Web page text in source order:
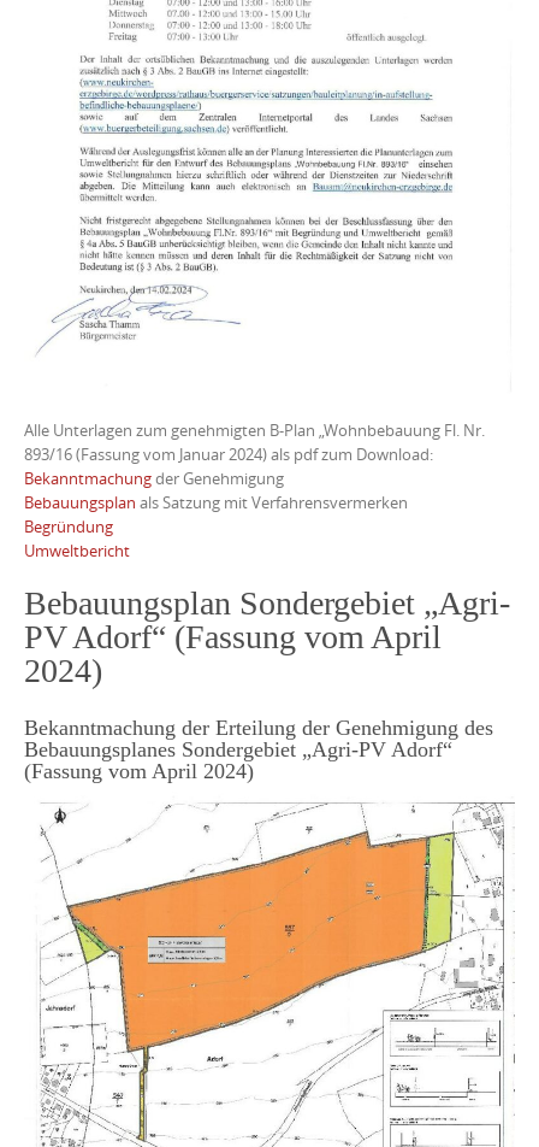
Alle Unterlagen zum genehmigten B-Plan „Wohnbebauung Fl. Nr.
893/16 (Fassung vom Januar 2024) als pdf zum Download:
Bekanntmachungder Genehmigung
Bebauungsplan als Satzung mit Verfahrensvermerken
Begründung
Umweltbericht
Bebauungsplan Sondergebiet „Agri-
PV Adorf“ (Fassung vom April
2024)
Bekanntmachung der Erteilung der Genehmigung des
Bebauungsplanes Sondergebiet „Agri-PV Adorf“
(Fassung vom April 2024)